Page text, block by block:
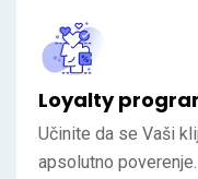
Loyalty
Učinite da se Vaši
apsolutno poverenje.